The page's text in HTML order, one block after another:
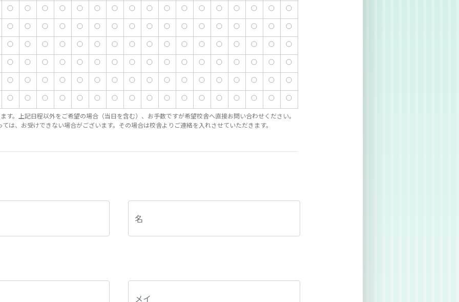
す。上記日程以外をご希望の場合（当日を含む）、お手数ですが希望校舎へ直接お問い合わせください。
は、お受けできない場合がございます。その場合は校舎よりご連絡を入れさせていただきます。